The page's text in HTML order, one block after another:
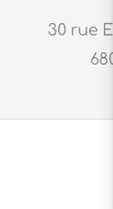
30 rue